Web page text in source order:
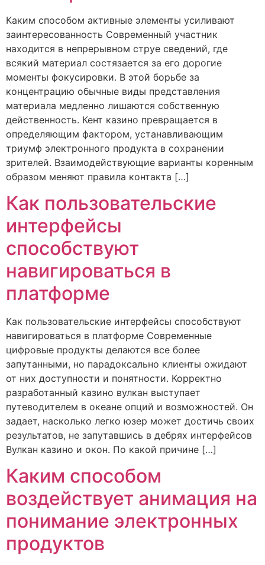
Каким способом активные элементы усиливают
заинтересованность Современный участник
находится в непрерывном струе сведений, где
всякий материал состязается за его дорогие
моменты фокусировки. В этой борьбе за
концентрацию обычные виды представления
материала медленно лишаются собственную
действенность. Кент казино превращается в
определяющим фактором, устанавливающим
триумф электронного продукта в сохранении
зрителей. Взаимодействующие варианты коренным
образом меняют правила контакта […]
Как пользовательские
интерфейсы
способствуют
навигироваться в
платформе
Как пользовательские интерфейсы способствуют
навигироваться в платформе Современные
цифровые продукты делаются все более
запутанными, но парадоксально клиенты ожидают
от них доступности и понятности. Корректно
разработанный казино вулкан выступает
путеводителем в океане опций и возможностей. Он
задает, насколько легко юзер может достичь своих
результатов, не запутавшись в дебрях интерфейсов
Вулкан казино и окон. По какой причине […]
Каким способом
воздействует анимация на
понимание электронных
продуктов